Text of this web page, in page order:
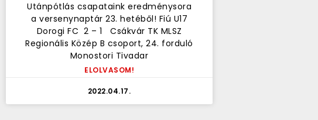
Utánpótlás csapataink eredménysora
a versenynaptár 23. hetéből! Fiú U17
Dorogi FC 2 – 1 Csákvár TK MLSZ
Regionális Közép B csoport, 24. forduló
Monostori Tivadar
ELOLVASOM!
2022.04.17.